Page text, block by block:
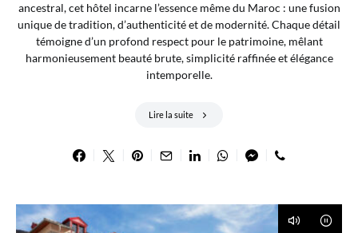
ancestral, cet hôtel incarne l’essence même du Maroc : une fusion
unique de tradition, d’authenticité et de modernité. Chaque détail
témoigne d’un profond respect pour le patrimoine, mêlant
harmonieusement beauté brute, simplicité raffinée et élégance
intemporelle.
Lire la suite